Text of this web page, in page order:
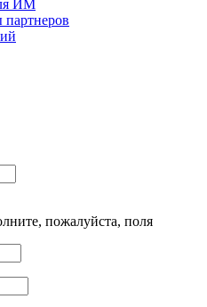
ИМ
партнеров
пожалуйста, поля